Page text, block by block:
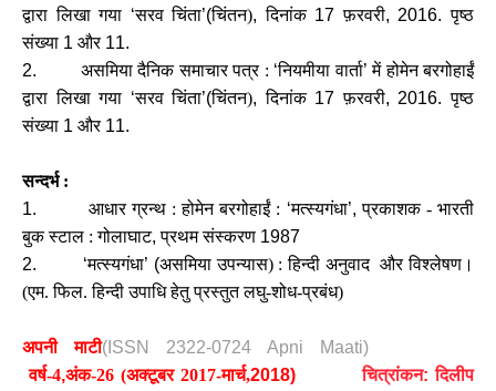
द्वारा लिखा गया ‘सरव चिंता’(चिंतन),दिनांक 17 फ़रवरी, 2016.पृष्ठ
संख्या 1 और 11.
2. असमिया दैनिक समाचार पत्र : ‘नियमीया वार्ता’में होमेन बरगोहाईं
द्वारा लिखा गया ‘सरव चिंता’(चिंतन),दिनांक 17 फ़रवरी, 2016.पृष्ठ
संख्या 1 और 11.
सन्दर्भ :
1. आधार ग्रन्थ : होमेन बरगोहाईं : ‘मत्स्यगंधा’,प्रकाशक - भारती
बुक स्टाल : गोलाघाट,प्रथम संस्करण 1987
2. ‘मत्स्यगंधा’ (असमिया उपन्यास) : हिन्दी अनुवाद और विश्लेषण।
(एम. फिल. हिन्दी उपाधि हेतु प्रस्तुत लघु-शोध-प्रबंध)
अपनी माटी( ISSN 2322-0724 Apni Maati)
वर्ष-4,अंक-26 (अक्टूबर 2017-मार्च,2018)चित्रांकन: दिलीप